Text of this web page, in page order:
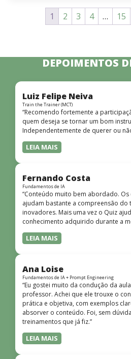
1 2 3 4 … 15
DEPOIMENTOS
Luiz Felipe Neiva
Train the Trainer (MCT)
“Recomendo fortemente a
quem deseja se tornar um bom
Independentemente de querer ou
LEIA MAIS
Fernando Costa
Fundamentos de IA
“Conteúdo muito bem abordado.
ajudam bastante a compreensão do
inovadores. Mais uma vez o Quiz
conhecimento adquirido durante a
LEIA MAIS
Ana Loise
Fundamentos de IA + Prompt Engineering
“Eu gostei muito da condução da
professor. Achei que ele trouxe o
prática e objetiva, com exemplos
absorver o conteúdo. Foi, sem
treinamentos que já fiz.”
LEIA MAIS